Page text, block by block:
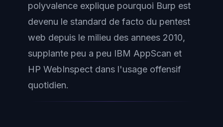
polyvalence explique pourquoi Burp est
devenu le standard de facto du pentest
web depuis le milieu des annees 2010,
supplante peu a peu IBM AppScan et
HP WebInspect dans l'usage offensif
quotidien.